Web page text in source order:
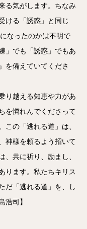
る気がします。ちなみ
ける「誘惑」と同じ
なったのかは不明で
」でも「誘惑」でもあ
を備えていてくださ
り越える知恵や力があ
を憐れんでくださって
この「逃れる道」は、
神様を頼るよう招いて
、共に祈り、励まし、
ります。私たちキリス
だ「逃れる道」を、し
浩司】